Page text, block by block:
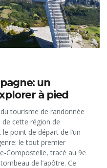
un
à pied
tourisme de randonnée
de cette région de
point de départ de l’un
le tout premier
Compostelle, tracé au 9e
de l’apôtre. Ce